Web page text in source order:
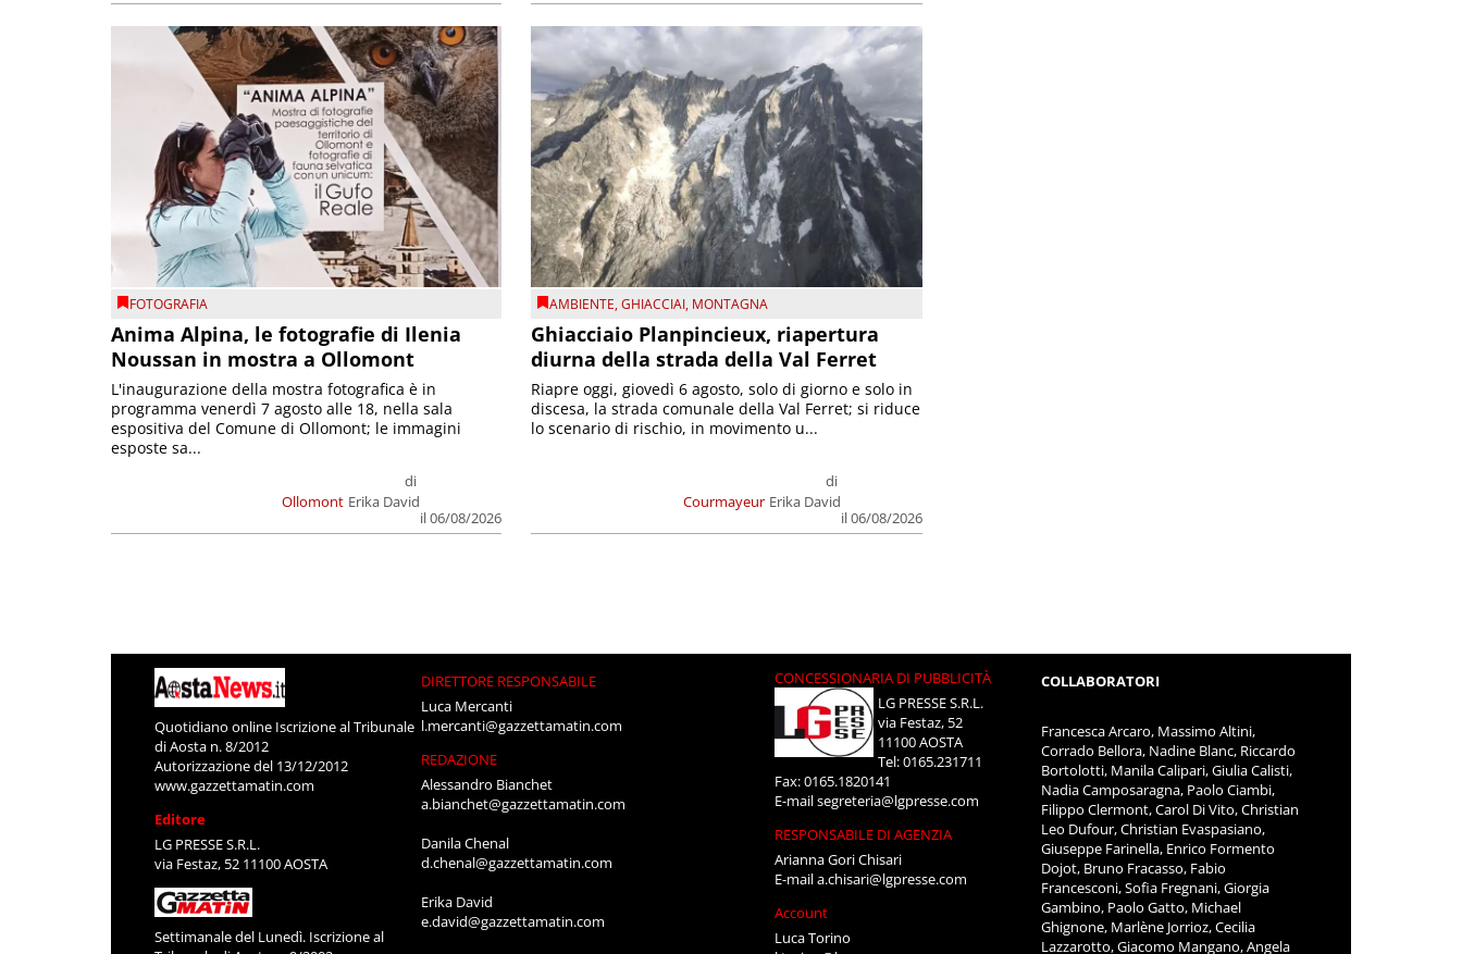
FOTOGRAFIA
Anima Alpina, le fotografie di Ilenia
Noussan in mostra a Ollomont
Ollomont
di
Erika David
il 06/08/2026
L'inaugurazione della mostra fotografica è in
programma venerdì 7 agosto alle 18, nella sala
espositiva del Comune di Ollomont; le immagini
esposte sa...
AMBIENTE,GHIACCIAI, MONTAGNA
Ghiacciaio Planpincieux, riapertura
diurna della strada della Val Ferret
Courmayeur
di
Erika David
il 06/08/2026
Riapre oggi, giovedì 6 agosto, solo di giorno e solo in
discesa, la strada comunale della Val Ferret; si riduce
lo scenario di rischio, in movimento u...
Quotidiano online Iscrizione al Tribunale
di Aosta n. 8/2012
Autorizzazione del 13/12/2012
www.gazzettamatin.com
Editore
LG PRESSE S.R.L.
via Festaz, 52 11100 AOSTA
Settimanale del Lunedì. Iscrizione al
DIRETTORE RESPONSABILE
Luca Mercanti
l.mercanti@gazzettamatin.com
REDAZIONE
Alessandro Bianchet
a.bianchet@gazzettamatin.com
Danila Chenal
d.chenal@gazzettamatin.com
Erika David
e.david@gazzettamatin.com
CONCESSIONARIA DI PUBBLICITÀ
LG PRESSE S.R.L.
via Festaz, 52
11100 AOSTA
Tel: 0165.231711
Fax: 0165.1820141
E-mailsegreteria@lgpresse.com
RESPONSABILE DI AGENZIA
Arianna Gori Chisari
E-maila.chisari@lgpresse.com
Account
Luca Torino
COLLABORATORI
Francesca Arcaro, Massimo Altini,
Corrado Bellora, Nadine Blanc, Riccardo
Bortolotti, Manila Calipari, Giulia Calisti,
Nadia Camposaragna, Paolo Ciambi,
Filippo Clermont, Carol Di Vito, Christian
Leo Dufour, Christian Evaspasiano,
Giuseppe Farinella, Enrico Formento
Dojot, Bruno Fracasso, Fabio
Francesconi, Sofia Fregnani, Giorgia
Gambino, Paolo Gatto, Michael
Ghignone, Marlène Jorrioz, Cecilia
Lazzarotto, Giacomo Mangano, Angela